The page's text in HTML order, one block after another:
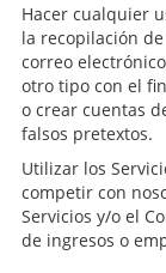
Hacer cualquier
la recopilación
correo
otro tipo con el
o crear cuentas
falsos pretextos.
Utilizar los
competir con
Servicios y/o el
de ingresos o